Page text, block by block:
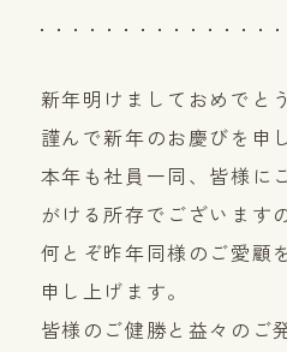
新年明けましておめでと
謹んで新年のお慶びを申
本年も社員一同、皆様に
がける所存でございます
何とぞ昨年同様のご愛顧
申し上げます。
皆様のご健勝と益々のご